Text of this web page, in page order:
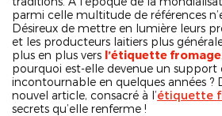
parmi celle multitude de références
Désireux de mettre en lumière leurs
et les producteurs laitiers plus
plus en plus vers l’étiquette fromage
pourquoi est-elle devenue un
incontournable en quelques années ?
nouvel article, consacré à l’étiquette
secrets qu’elle renferme !